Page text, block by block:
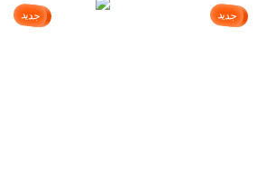
جديد جديد